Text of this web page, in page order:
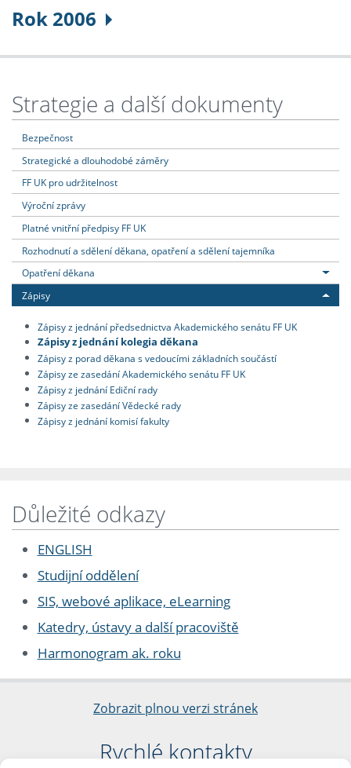
Rok 2006
Strategie a další dokumenty
Bezpečnost
Strategické a dlouhodobé záměry
FF UK pro udržitelnost
Výroční zprávy
Platné vnitřní předpisy FF UK
Rozhodnutí a sdělení děkana, opatření a sdělení tajemníka
Opatření děkana
Zápisy
Zápisy z jednání předsednictva Akademického senátu FF UK
Zápisy z jednání kolegia děkana
Zápisy z porad děkana s vedoucími základních součástí
Zápisy ze zasedání Akademického senátu FF UK
Zápisy z jednání Ediční rady
Zápisy ze zasedání Vědecké rady
Zápisy z jednání komisí fakulty
Důležité odkazy
ENGLISH
Studijní oddělení
SIS, webové aplikace, eLearning
Katedry, ústavy a další pracoviště
Harmonogram ak. roku
Zobrazit plnou verzi stránek
Rychlé kontakty